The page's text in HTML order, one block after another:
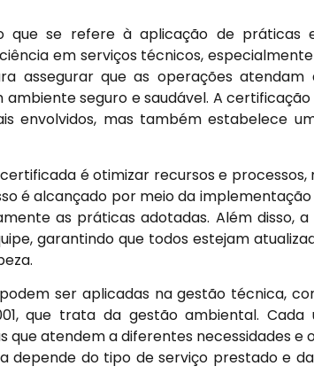
se refere à aplicação de práticas
em serviços técnicos,
assegurar que as operações
seguro e saudável. A
envolvidos, mas também estabelece
é otimizar recursos e processos,
é alcançado por meio da
as práticas adotadas. Além disso,
garantindo que todos estejam
ser aplicadas na gestão técnica,
que trata da gestão ambiental. Cada
atendem a diferentes necessidades e
depende do tipo de serviço prestado e